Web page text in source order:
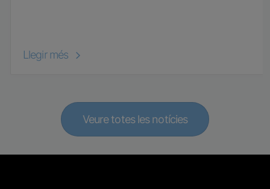
Llegir més
Veure totes les notícies